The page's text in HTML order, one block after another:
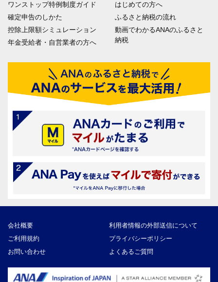
ワンストップ特例制度ガイド
確定申告のしかた
控除上限額シミュレーション
年金受給者・自営業者の方へ
はじめての方へ
ふるさと納税の流れ
動画でわかるANAのふるさと
納税
会社概要
利用者情報の外部送信について
ご利用規約
プライバシーポリシー
お問い合わせ
よくあるご質問